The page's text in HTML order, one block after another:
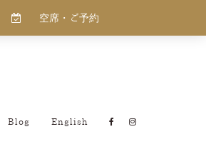
空席・ご予約
Blog English